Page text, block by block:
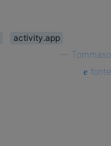
activity.app
Tommaso
fonte